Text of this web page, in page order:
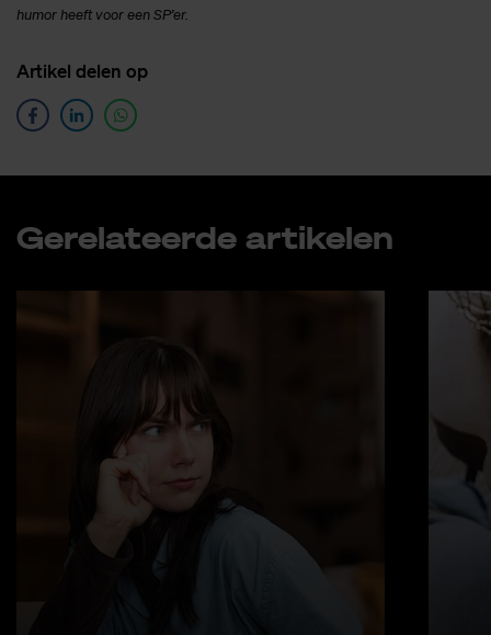
humor heeft voor een SP’er.
Ar­ti­kel de­len op
Ge­re­la­teer­de ar­ti­ke­len